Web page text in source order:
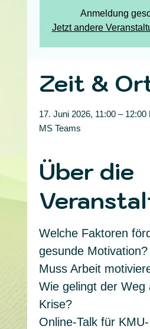
Anmeldung
Jetzt andere
Zeit &
17. Juni 2026, 11:00 – 12:00
MS Teams
Über die
Welche Faktoren
gesunde Motivation?
Muss Arbeit
Wie gelingt der Weg
Krise?
Online-Talk für KMU-